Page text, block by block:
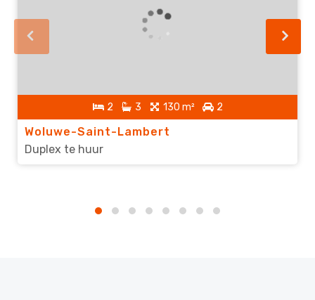
2 3 130 m² 2
Woluwe-Saint-Lambert
Duplex te huur